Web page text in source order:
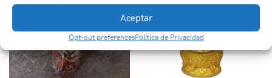
Aceptar
Opt-out preferencesPolítica de Privacidad